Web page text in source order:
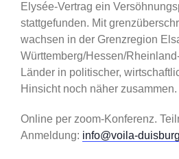
Elysée-Vertrag ein
stattgefunden. Mit
wachsen in der Grenzregion
Württemberg/Hessen/
Länder in politischer,
Hinsicht noch näher zusammen.
Online per zoom-Konferenz.
Anmeldung: info@voila-